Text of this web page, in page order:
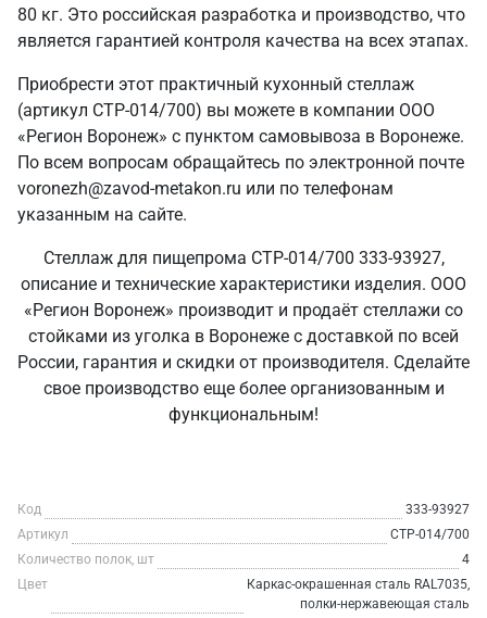
80 кг. Это российская разработка и производство, что
является гарантией контроля качества на всех этапах.
Приобрести этот практичный кухонный стеллаж
(артикул СТР-014/700) вы можете в компании ООО
«Регион Воронеж» с пунктом самовывоза в Воронеже.
По всем вопросам обращайтесь по электронной почте
voronezh@zavod-metakon.ru или по телефонам
указанным на сайте.
Стеллаж для пищепрома СТР-014/700 333-93927,
описание и технические характеристики изделия. ООО
«Регион Воронеж» производит и продаёт стеллажи со
стойками из уголка в Воронеже с доставкой по всей
России, гарантия и скидки от производителя. Сделайте
свое производство еще более организованным и
функциональным!
Код
333-93927
Артикул
СТР-014/700
Количество полок, шт
4
Цвет
Каркас-окрашенная сталь RAL7035,
полки-нержавеющая сталь